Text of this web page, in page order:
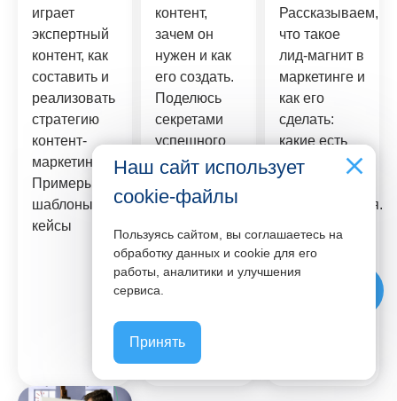
играет
экспертный
контент, как
составить и
реализовать
стратегию
контент-
маркетинга.
Примеры,
шаблоны,
кейсы
контент,
зачем он
нужен и как
его создать.
Поделюсь
секретами
успешного
контента для
отраслей и
он работает.
Рассказываем,
что такое
лид-магнит в
маркетинге и
как его
сделать:
какие есть
форматы и
варианты
использования.
по созданию
Наш сайт использует
cookie-файлы
Пользуясь сайтом, вы соглашаетесь на
обработку данных и cookie для его
работы, аналитики и улучшения
сервиса.
Принять